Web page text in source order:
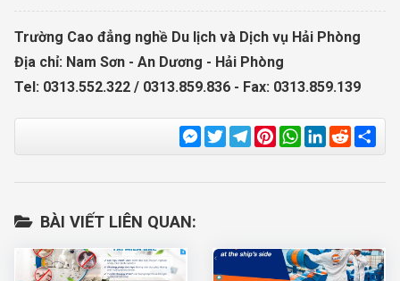
Trường Cao đẳng nghề Du lịch và Dịch vụ Hải Phòng
Địa chỉ: Nam Sơn - An Dương - Hải Phòng
Tel: 0313.552.322 / 0313.859.836 - Fax: 0313.859.139
Messenger
TwitterTelegram
Pinterest
WhatsApp
LinkedIn
Reddit
BÀI VIẾT LIÊN QUAN: